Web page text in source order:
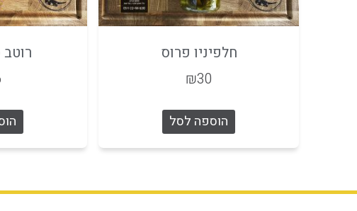
חלפיניו פרוס
₪30
הוספה לסל
רוטב